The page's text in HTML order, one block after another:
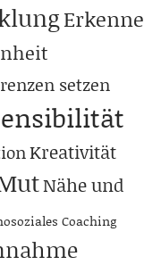
Erkenne
setzen
Kreativität
Nähe und
Coaching